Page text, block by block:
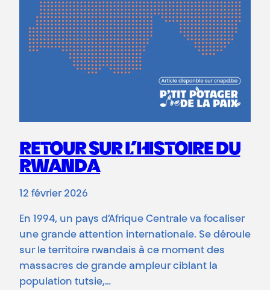
RETOUR SUR L’HISTOIRE DU
RWANDA
12 février 2026
En 1994, un pays d’Afrique Centrale va focaliser
une grande attention internationale. Se déroule
sur le territoire rwandais à ce moment des
massacres de grande ampleur ciblant la
population tutsie,…